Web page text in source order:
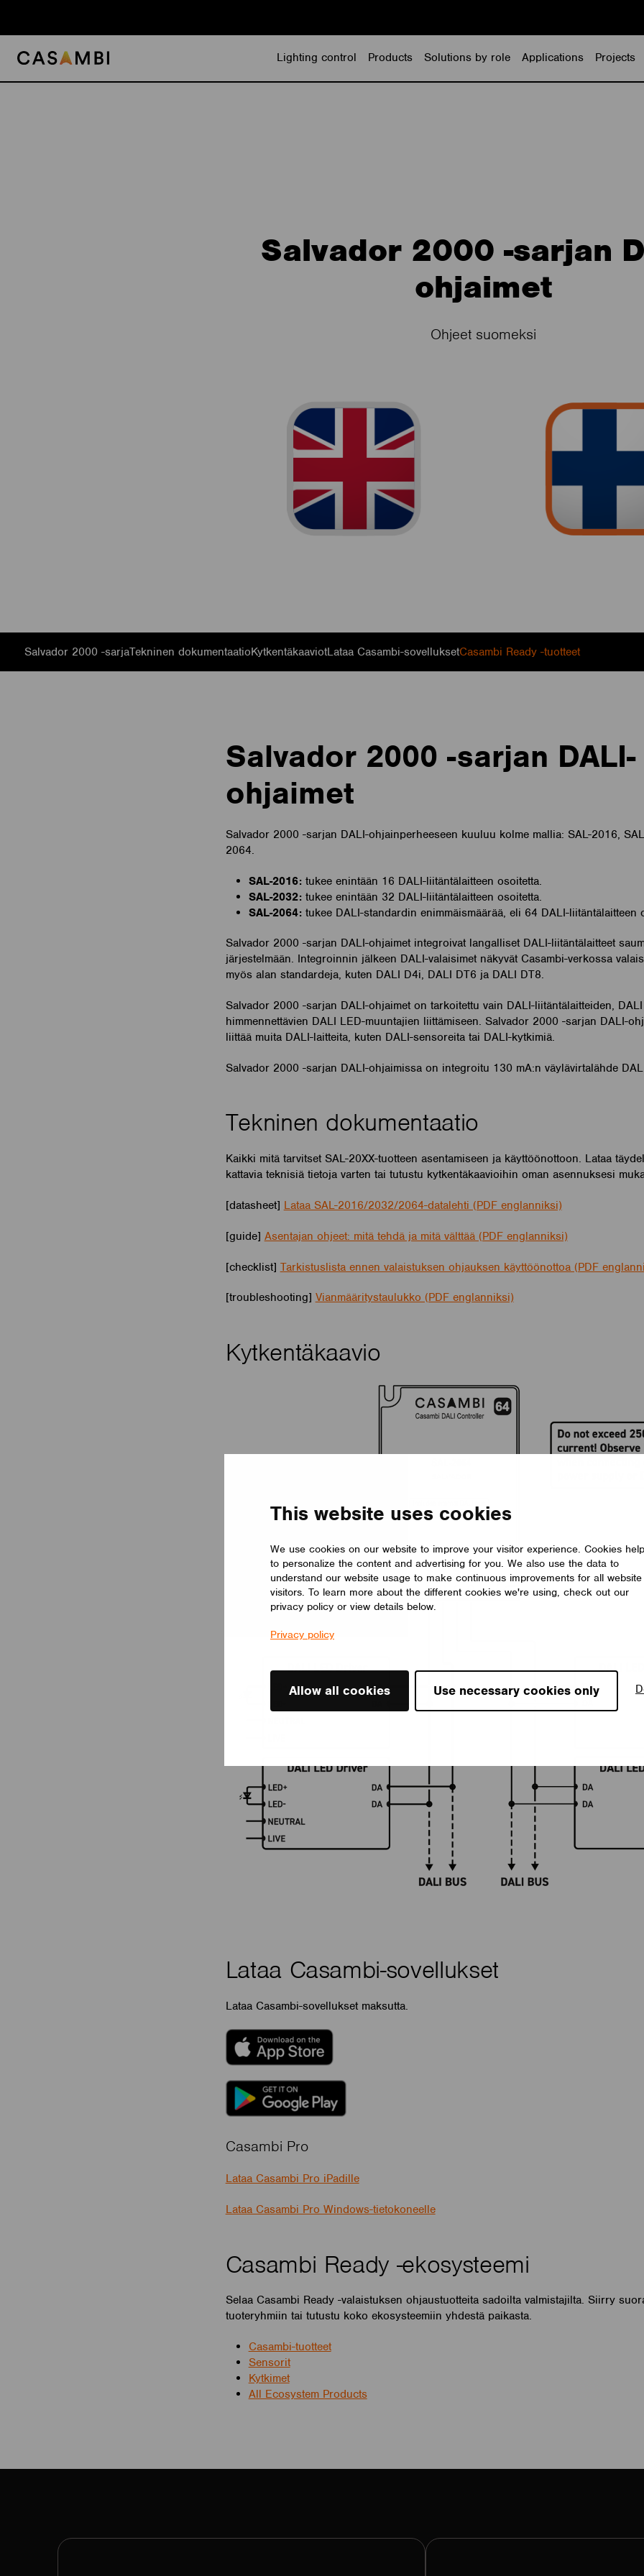
This website uses cookies
We use cookies on our website to improve your visitor experience. Cookies
to personalize the content and advertising for you. We also use the data to
understand our website usage to make continuous improvements for all website
visitors. To learn more about the different cookies we're using, check out our
privacy policy or view details below.
Privacy policy
Allow all cookies Use necessary cookies only
content
Lighting control
Products Solutions by role Applications Projects
Salvador 2000 -sarjan
ohjaimet
Ohjeet suomeksi
Salvador 2000 -sarjaTekninen dokumentaatioKytkentäkaaviotLataa Casambi-sovelluksetCasambi Ready -tuotteet
Salvador 2000 -sarjan DALI-
ohjaimet
Salvador 2000 -sarjan DALI-ohjainperheeseen kuuluu kolme mallia: SAL-2016,
2064.
SAL-2016:tukee enintään 16 DALI-liitäntälaitteen osoitetta.
SAL-2032:tukee enintään 32 DALI-liitäntälaitteen osoitetta.
SAL-2064:tukee DALI-standardin enimmäismäärää, eli 64 DALI-liitäntälaitteen
Salvador 2000 -sarjan DALI-ohjaimet integroivat langalliset DALI-liitäntälaitteet
järjestelmään. Integroinnin jälkeen DALI-valaisimet näkyvät Casambi-verkossa
myös alan standardeja, kuten DALI D4i, DALI DT6 ja DALI DT8.
Salvador 2000 -sarjan DALI-ohjaimet on tarkoitettu vain DALI-liitäntälaitteiden,
himmennettävien DALI LED-muuntajien liittämiseen. Salvador 2000 -sarjan DALI-
liittää muita DALI-laitteita, kuten DALI-sensoreita tai DALI-kytkimiä.
Salvador 2000 -sarjan DALI-ohjaimissa on integroitu 130 mA:n väylävirtalähde
Tekninen dokumentaatio
Kaikki mitä tarvitset SAL-20XX-tuotteen asentamiseen ja käyttöönottoon. Lataa
kattavia teknisiä tietoja varten tai tutustu kytkentäkaavioihin oman asennuksesi
[datasheet] Lataa SAL-2016/2032/2064-datalehti (PDF englanniksi)
[guide] Asentajan ohjeet: mitä tehdä ja mitä välttää (PDF englanniksi)
[checklist] Tarkistuslista ennen valaistuksen ohjauksen käyttöönottoa (PDF
[troubleshooting] Vianmääritystaulukko (PDF englanniksi)
Kytkentäkaavio
Lataa Casambi-sovellukset
Lataa Casambi-sovellukset maksutta.
Casambi Pro
Lataa Casambi Pro iPadille
Lataa Casambi Pro Windows-tietokoneelle
Casambi Ready -ekosysteemi
Selaa Casambi Ready -valaistuksen ohjaustuotteita sadoilta valmistajilta. Siirry
tuoteryhmiin tai tutustu koko ekosysteemiin yhdestä paikasta.
Casambi-tuotteet
Sensorit
Kytkimet
All Ecosystem Products